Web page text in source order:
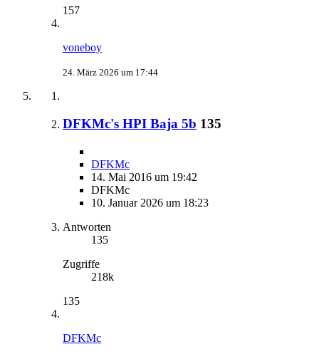
157
voneboy
24. März 2026 um 17:44
DFKMc's HPI Baja 5b 135
DFKMc
14. Mai 2016 um 19:42
DFKMc
10. Januar 2026 um 18:23
Antworten
135
Zugriffe
218k
135
DFKMc